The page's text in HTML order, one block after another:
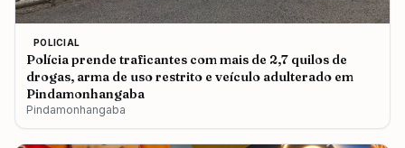
POLICIAL
Polícia prende traficantes com mais de 2,7 quilos de
drogas, arma de uso restrito e veículo adulterado em
Pindamonhangaba
Pindamonhangaba